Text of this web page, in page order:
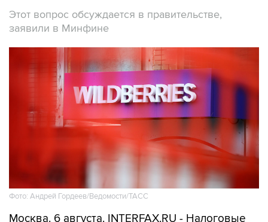
Этот вопрос обсуждается в правительстве,
заявили в Минфине
Фото: Андрей Гордеев/Ведомости/ТАСС
Москва. 6 августа. INTERFAX.RU - Налоговые